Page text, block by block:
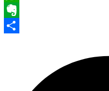
WhatsApp
Evernote